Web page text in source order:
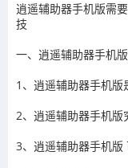
逍遥辅助器手机版需
技
一、逍遥辅助器手机
1、逍遥辅助器手机
2、逍遥辅助器手机版
3、逍遥辅助器手机